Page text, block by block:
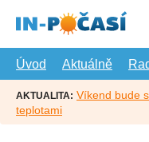
hlavní
Úvod
Aktuálně
AKTUALITA: Víkend bude
teplotami